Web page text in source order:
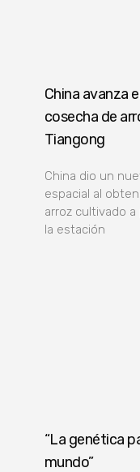
China avanza
cosecha de
Tiangong
China dio un
espacial al
arroz cultivado
la estación
“La genética
mundo”